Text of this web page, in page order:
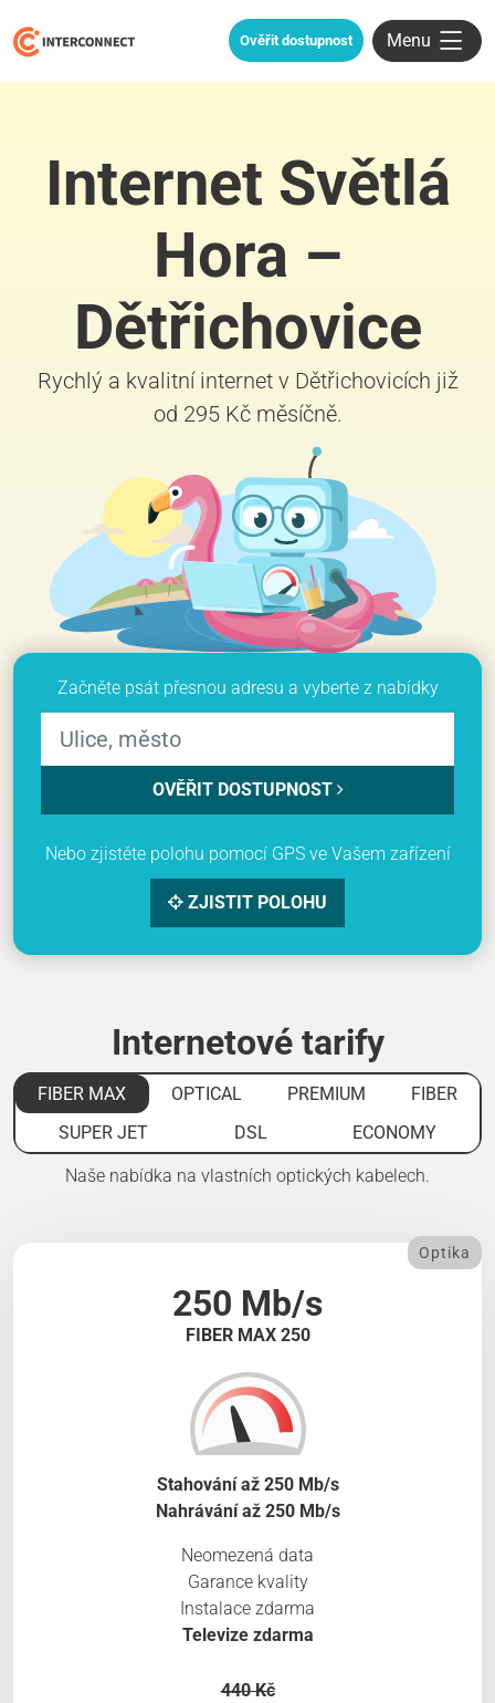
Ověřit dostupnost Menu
Internet Světlá
Hora –
Dětřichovice
Rychlý a kvalitní internet v Dětřichovicích již
od 295 Kč měsíčně.
Začněte psát přesnou adresu a vyberte z nabídky
OVĚŘIT DOSTUPNOST
Nebo zjistěte polohu pomocí GPS ve Vašem zařízení
ZJISTIT POLOHU
Internetové tarify
FIBER MAX OPTICAL PREMIUM
FIBER
SUPER JET
DSL ECONOMY
Naše nabídka na vlastních optických kabelech.
250 Mb/s
FIBER MAX 250
Optika
Stahování až 250 Mb/s
Nahrávání až 250 Mb/s
Neomezená data
Garance kvality
Instalace zdarma
Televize zdarma
440 Kč